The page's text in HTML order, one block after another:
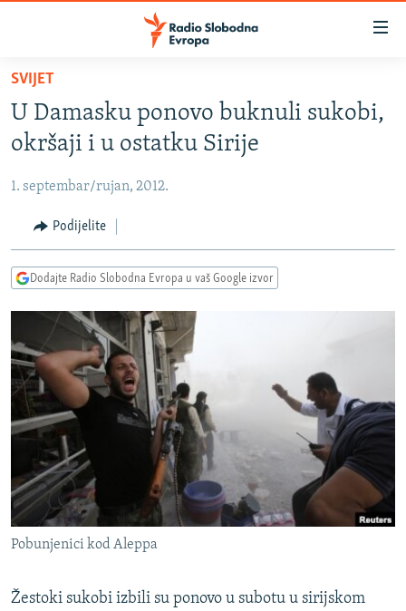
Pređite
glavni
sadržaj
na
navigaciju
Pređite
na
BOSNA I HERCEGOVINA
KOSOVO
CRNA GORA
VIDEO
FOTOGALERIJE
INFOGRAFIKE
PODCASTI
RAT U UKRAJINI
KINA NA BALKANU
RSE PRIČE IZ SVIJETA
ISPRIČAJ MI
DNEVNO@RSE
SPECIJALI RSE
VIŠE OD NASLOVA
GENOCID U SREBRENICI
POPLAVE I KLIZIŠTA U BIH 2024.
PRATITE NAS
SVIJET
U Damasku ponovo buknuli sukobi,
okršaji i u ostatku Sirije
1. septembar/rujan, 2012.
Podijelite
Dodajte Radio Slobodna Evropa u vaš Google izvor
Pobunjenici kod Aleppa
Žestoki sukobi izbili su ponovo u subotu u sirijskom